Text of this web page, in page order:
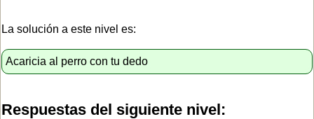
La solución a este nivel es:
Acaricia al perro con tu dedo
Respuestas del siguiente nivel: